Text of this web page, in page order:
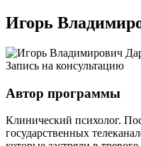
Игорь
Запись на консультацию
Автор программы
Клинический психолог.
государственных